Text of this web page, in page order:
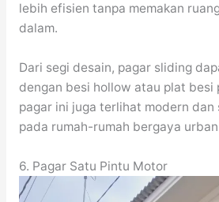
lebih efisien tanpa memakan
dalam.
Dari segi desain, pagar sliding
dengan besi hollow atau plat besi
pagar ini juga terlihat modern dan
pada rumah-rumah bergaya
6. Pagar Satu Pintu Motor